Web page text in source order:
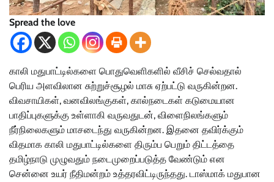
Spread the love
காலி மதுபாட்டில்களை பொதுவெளிகளில் வீசிச் செல்வதால்
பெரிய அளவிலான சுற்றுச்சூழல் மாசு ஏற்பட்டு வருகின்றன.
விவசாயிகள், வனவிலங்குகள், கால்நடைகள் கடுமையான
பாதிப்புகளுக்கு உள்ளாகி வருவதுடன், விளைநிலங்களும்
நீர்நிலைகளும் மாசடைந்து வருகின்றன. இதனை தவிர்க்கும்
விதமாக காலி மதுபாட்டில்களை திரும்ப பெறும் திட்டத்தை
தமிழ்நாடு முழுவதும் நடைமுறைப்படுத்த வேண்டும் என
சென்னை உயர் நீதிமன்றம் உத்தரவிட்டிருந்தது. டாஸ்மாக் மதுபான